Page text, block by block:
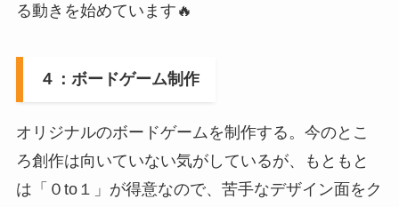
る動きを始めています🔥
４：ボードゲーム制作
オリジナルのボードゲームを制作する。今のとこ
ろ創作は向いていない気がしているが、もともと
は「０to１」が得意なので、苦手なデザイン面をク